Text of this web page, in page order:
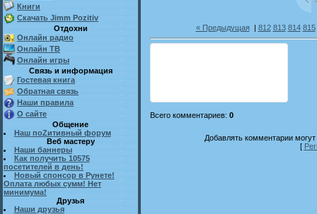
Книги
Скачать Jimm Pozitiv
Отдохни
Онлайн радио
Онлайн ТВ
Онлайн игры
Связь и информация
Гостевая книга
Обратная связь
Наши правила
О сайте
Общение
Наш поZитивный форум
Веб мастеру
Наши баннеры
Как получить 10575
посетителей в день!
Новый спонсор в Рунете!
Оплата любых сумм! Нет
минимума!
Друзья
Наши друзья
« Предыдущая| 812 813 814 815
Всего комментариев: 0
Добавлять комментарии
[